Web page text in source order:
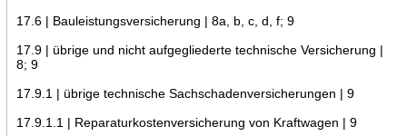
17.6 | Bauleistungsversicherung | 8a, b, c, d, f; 9
17.9 | übrige und nicht aufgegliederte technische Versicherung |
8; 9
17.9.1 | übrige technische Sachschadenversicherungen | 9
17.9.1.1 | Reparaturkostenversicherung von Kraftwagen | 9